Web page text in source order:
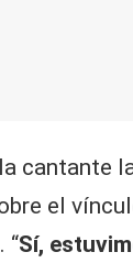
cantante
el
“Sí,